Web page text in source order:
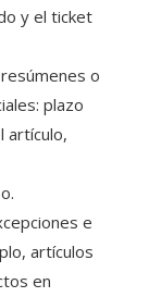
y el ticket
o
plazo
artículo,
e
artículos
en